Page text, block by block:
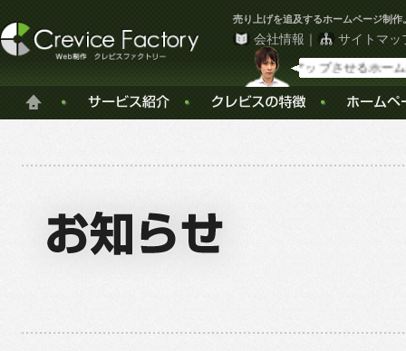
売り上げを追及するホームページ制
会社情報 ｜
サイトマッ
コンバージョンアップさせるホームペ